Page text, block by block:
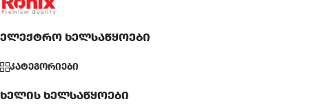
ელექტრო ხელსაწყოები
კატეგორიები
ხელის ხელსაწყოები